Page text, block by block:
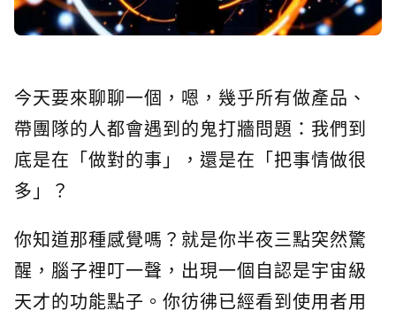
今天要來聊聊一個，嗯，幾乎所有做產品、
帶團隊的人都會遇到的鬼打牆問題：我們到
底是在「做對的事」，還是在「把事情做很
多」？
你知道那種感覺嗎？就是你半夜三點突然驚
醒，腦子裡叮一聲，出現一個自認是宇宙級
天才的功能點子。你彷彿已經看到使用者用